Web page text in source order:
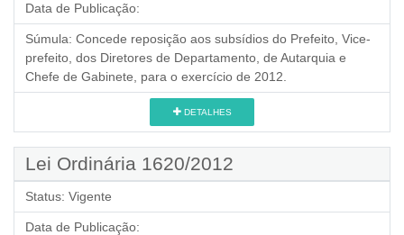
Data de Publicação:
Súmula: Concede reposição aos subsídios do Prefeito, Vice-
prefeito, dos Diretores de Departamento, de Autarquia e
Chefe de Gabinete, para o exercício de 2012.
DETALHES
Lei Ordinária 1620/2012
Status: Vigente
Data de Publicação: